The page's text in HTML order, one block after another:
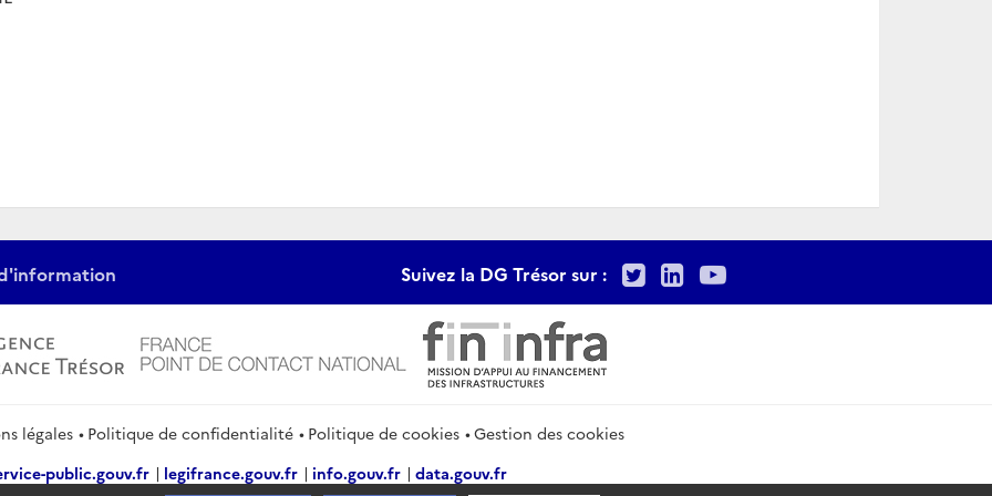
Suivez la DG Trésor sur : TwitterLinkedIn
Youtube
légales Politique de confidentialité Politique de cookies
Gestion des cookies
public.gouv.fr
legifrance.gouv.fr info.gouv.fr data.gouv.fr